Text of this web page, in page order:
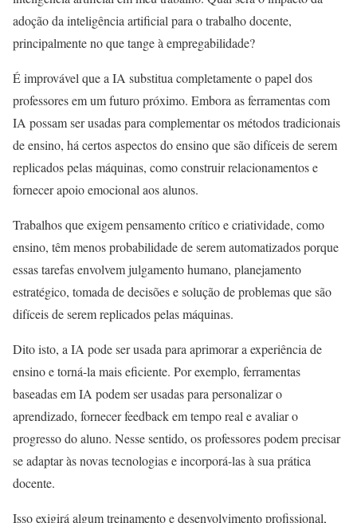
adoção da inteligência artificial para o trabalho docente,
principalmente no que tange à empregabilidade?
É improvável que a IA substitua completamente o papel dos
professores em um futuro próximo. Embora as ferramentas com
IA possam ser usadas para complementar os métodos tradicionais
de ensino, há certos aspectos do ensino que são difíceis de serem
replicados pelas máquinas, como construir relacionamentos e
fornecer apoio emocional aos alunos.
Trabalhos que exigem pensamento crítico e criatividade, como
ensino, têm menos probabilidade de serem automatizados porque
essas tarefas envolvem julgamento humano, planejamento
estratégico, tomada de decisões e solução de problemas que são
difíceis de serem replicados pelas máquinas.
Dito isto, a IA pode ser usada para aprimorar a experiência de
ensino e torná-la mais eficiente. Por exemplo, ferramentas
baseadas em IA podem ser usadas para personalizar o
aprendizado, fornecer feedback em tempo real e avaliar o
progresso do aluno. Nesse sentido, os professores podem precisar
se adaptar às novas tecnologias e incorporá-las à sua prática
docente.
Isso exigirá algum treinamento e desenvolvimento profissional,